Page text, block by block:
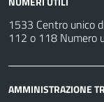
1533 Centro unico
112 o 118 Numero
AMMINISTRAZIONE